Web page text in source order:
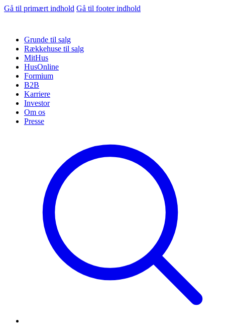
Gå til primært indhold Gå til footer indhold
Grunde til salg
Rækkehuse til salg
MitHus
HusOnline
Formium
B2B
Karriere
Investor
Om os
Presse